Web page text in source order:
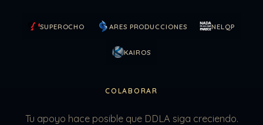
SUPEROCHO ARES PRODUCCIONES NELQP
KAIROS
COLABORAR
Tu apoyo hace posible que DDLA siga creciendo.